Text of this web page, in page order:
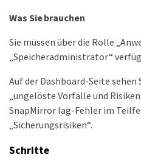
Was Sie brauchen
Sie müssen über die Rolle
„Speicheradministrator“
Auf der Dashboard-Seite sehen
„ungelöste Vorfälle und
SnapMirror lag-Fehler im
„Sicherungsrisiken“.
Schritte